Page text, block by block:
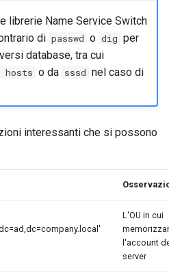
librerie Name Service Switch
di passwd o dig per
database, tra cui
hosts o da sssd nel caso di
interessanti che si possono
L'OU in cui
l'account
server